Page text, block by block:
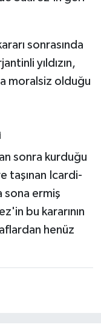
sonrasında
yıldızın,
moralsiz olduğu
sonra kurduğu
taşınan Icardi-
sona ermiş
bu kararının
henüz